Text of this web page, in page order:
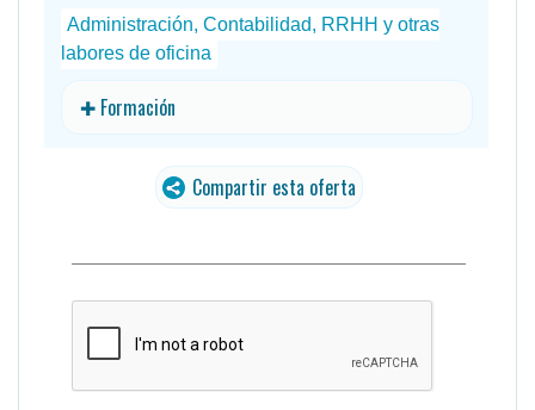
Administración, Contabilidad, RRHH y otras
labores de oficina
✚ Formación
Compartir esta oferta